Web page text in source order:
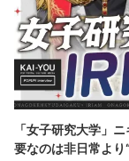
「女子研究大学」
要なのは非日常より